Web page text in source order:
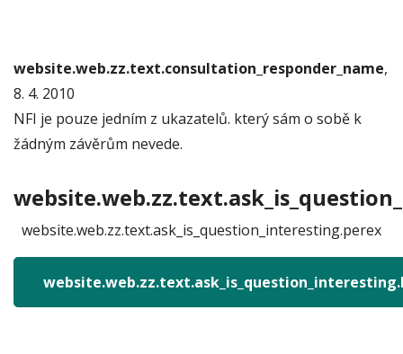
website.web.zz.text.consultation_responder_name,
8. 4. 2010
NFI je pouze jedním z ukazatelů. který sám o sobě k
žádným závěrům nevede.
website.web.zz.text.ask_is_question_interesting.perex